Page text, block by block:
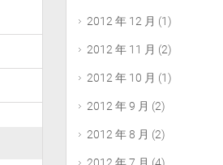
2012 年 12 月 (1)
2012 年 11 月 (2)
2012 年 10 月 (1)
2012 年 9 月 (2)
2012 年 8 月 (2)